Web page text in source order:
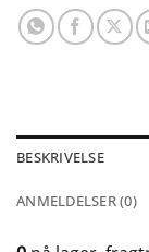
BESKRIVELSE
ANMELDELSER (0)